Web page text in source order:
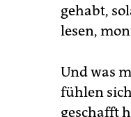
gehabt,
lesen,
Und was
fühlen
geschafft